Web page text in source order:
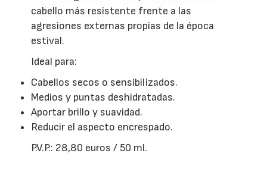
cabello más resistente frente a las
agresiones externas propias de la época
estival.
Ideal para:
Cabellos secos o sensibilizados.
Medios y puntas deshidratadas.
Aportar brillo y suavidad.
Reducir el aspecto encrespado.
P.V.P.: 28,80 euros / 50 ml.